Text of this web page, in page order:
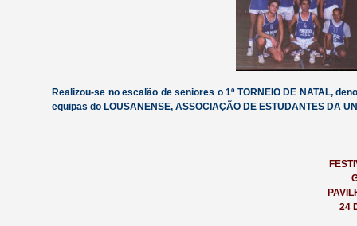
Realizou-se no escalão de seniores o 1º TORNEIO DE NATAL,
equipas do LOUSANENSE, ASSOCIAÇÃO DE ESTUDANTES DA
24